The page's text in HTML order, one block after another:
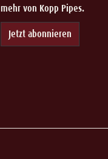
mehr von Kopp Pipes.
Jetzt abonnieren